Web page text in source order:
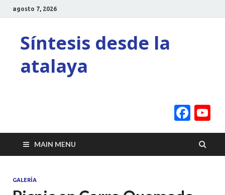
agosto 7, 2026
Síntesis desde la
atalaya
MAIN MENU
GALERÍA